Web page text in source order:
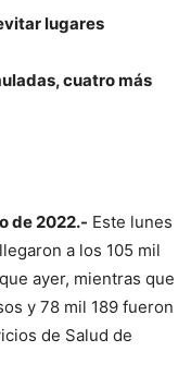
lugares
cuatro más
de 2022.- Este lunes
a los 105 mil
ayer, mientras que
y 78 mil 189 fueron
de Salud de